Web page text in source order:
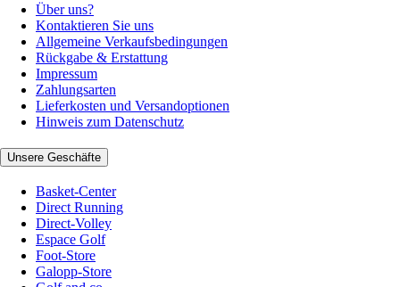
Über uns?
Kontaktieren Sie uns
Allgemeine Verkaufsbedingungen
Rückgabe & Erstattung
Impressum
Zahlungsarten
Lieferkosten und Versandoptionen
Hinweis zum Datenschutz
Unsere Geschäfte
Basket-Center
Direct Running
Direct-Volley
Espace Golf
Foot-Store
Galopp-Store